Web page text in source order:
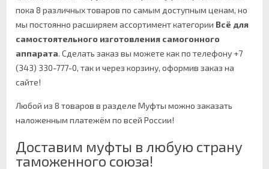
пока 8 различных товаров по самым доступным ценам, но
мы постоянно расширяем ассортимент категории Всё для
самостоятельного изготовления самогонного
аппарата. Сделать заказ вы можете как по телефону +7
(343) 330-777-0, так и через корзину, оформив заказ на
сайте!
Любой из 8 товаров в разделе Муфты можно заказать
наложенным платежём по всей России!
Доставим муфты в любую страну
таможенного союза!